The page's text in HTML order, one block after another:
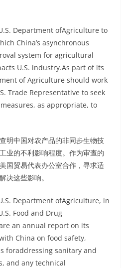
Department ofAgriculture to
China’s asynchronous
system for agricultural
U.S. industry.As part of its
of Agriculture should work
Trade Representative to seek
as appropriate, to
明中国对农产品的非同步生物技
业的不利影响程度。作为审查的
国贸易代表办公室合作，寻求适
决这些影响。
Department ofAgriculture, in
Food and Drug
an annual report on its
China on food safety,
foraddressing sanitary and
and any technical